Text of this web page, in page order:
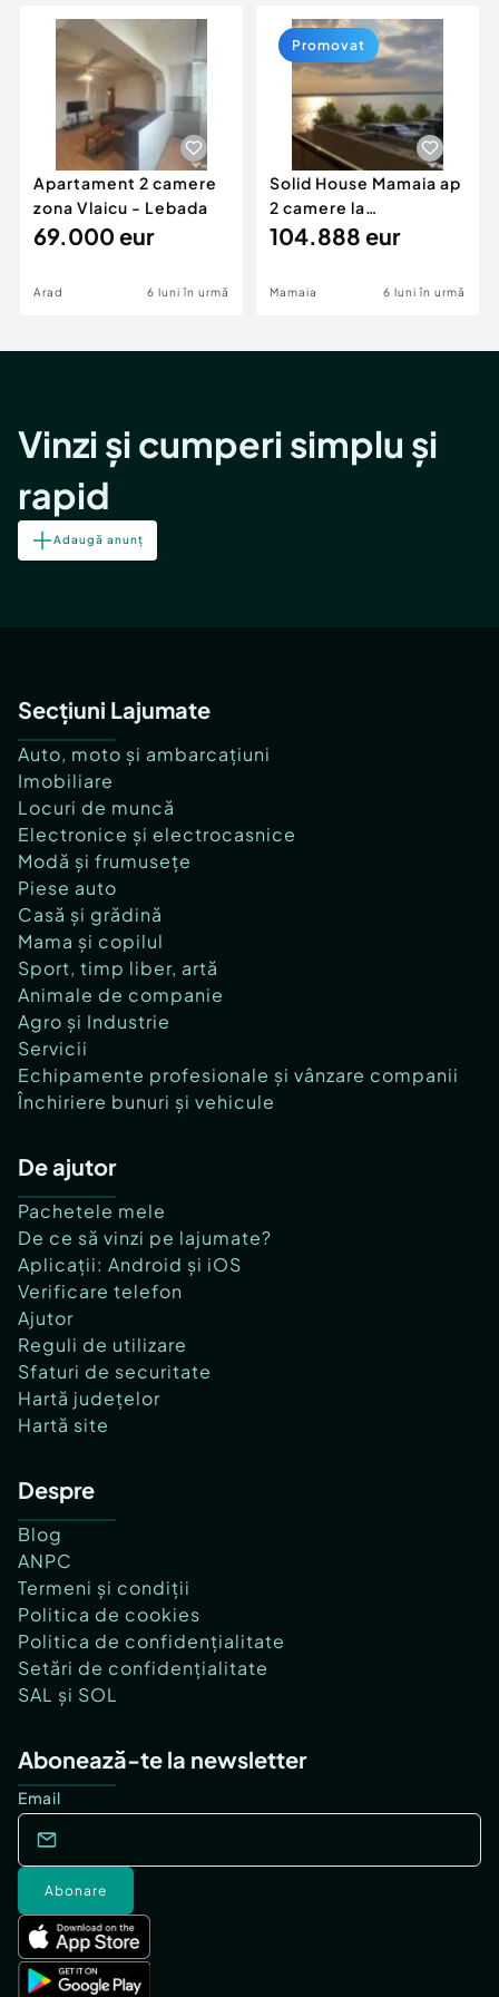
Servicii
Animale de companie
Afaceri și echipamente profesionale
Inchiriere Bunuri si Vehicule
Utilaje agricole si industriale
Piese auto si accesorii
Dacia Duster
Apartament 2 camere
zona Vlaicu - Lebada
69.000 eur
Arad 6 luni în urmă
Solid House Mamaia ap
2 camere la
cheie,langa Mega
104.888 eur
Mamaia 6 luni în urmă
Promovat
Vinzi și cumperi simplu și
rapid
Adaugă anunț
Secțiuni Lajumate
Auto, moto și ambarcațiuni
Imobiliare
Locuri de muncă
Electronice și electrocasnice
Modă și frumusețe
Piese auto
Casă și grădină
Mama și copilul
Sport, timp liber, artă
Animale de companie
Agro și Industrie
Servicii
Echipamente profesionale și vânzare companii
Închiriere bunuri și vehicule
De ajutor
Pachetele mele
De ce să vinzi pe lajumate?
Aplicații: Android și iOS
Verificare telefon
Ajutor
Reguli de utilizare
Sfaturi de securitate
Hartă județelor
Hartă site
Despre
Blog
ANPC
Termeni și condiții
Politica de cookies
Politica de confidențialitate
Setări de confidențialitate
SAL și SOL
Abonează-te la newsletter
Email
Abonare